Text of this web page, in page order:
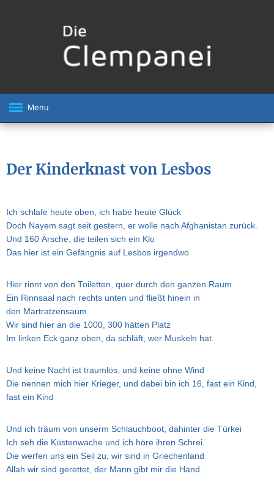
Menu
Der Kinderknast von Lesbos
Ich schlafe heute oben, ich habe heute Glück
Doch Nayem sagt seit gestern, er wolle nach Afghanistan zurück.
Und 160 Ärsche, die teilen sich ein Klo
Das hier ist ein Gefängnis auf Lesbos irgendwo
Hier rinnt von den Toiletten, quer durch den ganzen Raum
Ein Rinnsaal nach rechts unten und fließt hinein in
den Martratzensaum
Wir sind hier an die 1000, 300 hätten Platz
Im linken Eck ganz oben, da schläft, wer Muskeln hat.
Und keine Nacht ist traumlos, und keine ohne Wind
Die nennen mich hier Krieger, und dabei bin ich 16, fast ein Kind,
fast ein Kind
Und ich träum von unserm Schlauchboot, dahinter die Türkei
Ich seh die Küstenwache und ich höre ihren Schrei.
Die werfen uns ein Seil zu, wir sind in Griechenland
Allah wir sind gerettet, der Mann gibt mir die Hand.